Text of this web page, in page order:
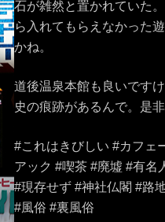
石が雑然と置かれていた
ら入れてもらえなかった
かね。
道後温泉本館も良いです
史の痕跡があるんで。是
#これはきびしい #カフェ
アック #喫茶 #廃墟 #有名
#現存せず #神社仏閣 #路
#風俗 #裏風俗